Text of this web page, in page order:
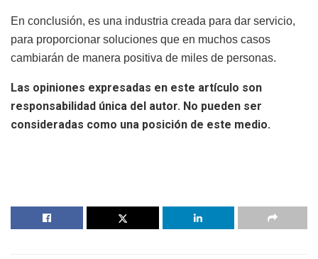
En conclusión, es una industria creada para dar servicio,
para proporcionar soluciones que en muchos casos
cambiarán de manera positiva de miles de personas.
Las opiniones expresadas en este artículo son
responsabilidad única del autor. No pueden ser
consideradas como una posición de este medio.